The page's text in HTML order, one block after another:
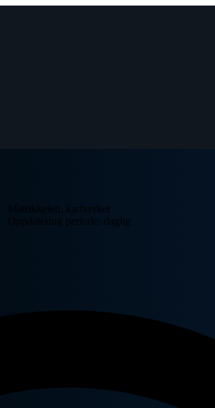
Matrikkelen, kartverket
Oppdatering periode: daglig